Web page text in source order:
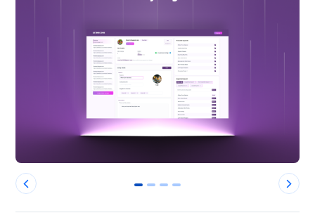
0 1 2 3